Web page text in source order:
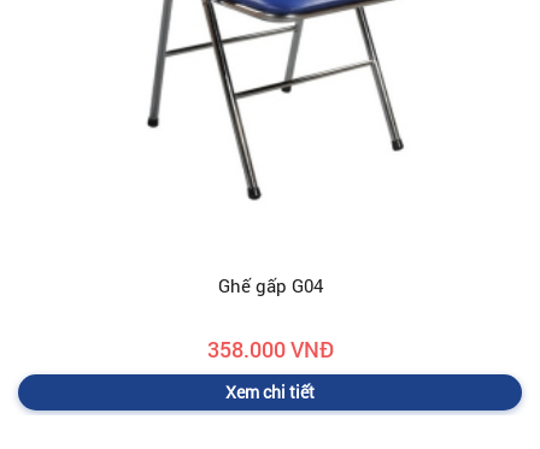
Ghế gấp G04
358.000 VNĐ
Xem chi tiết